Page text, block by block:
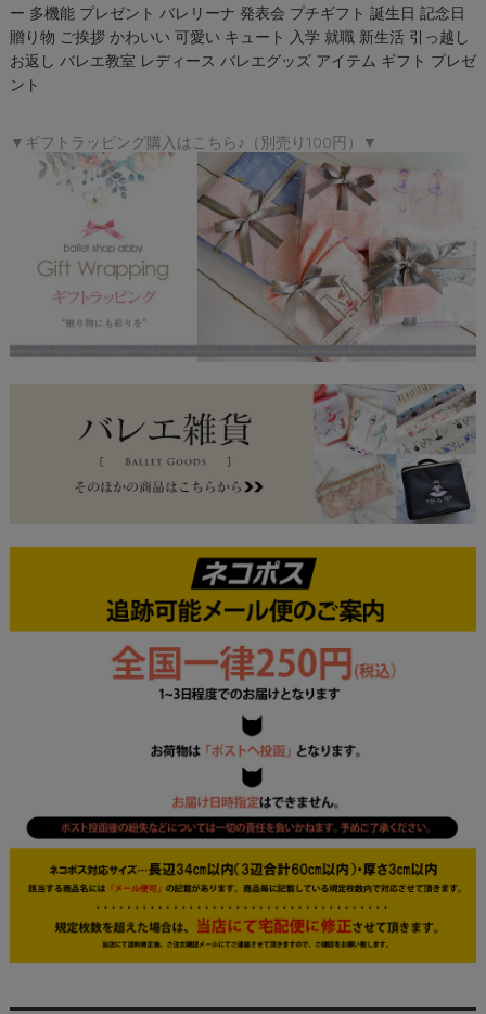
ー 多機能 プレゼント バレリーナ 発表会 プチギフト 誕生日 記念日
贈り物 ご挨拶 かわいい 可愛い キュート 入学 就職 新生活 引っ越し
お返し バレエ教室 レディース バレエグッズ アイテム ギフト プレゼ
ント
▼ギフトラッピング購入はこちら♪（別売り100円）▼